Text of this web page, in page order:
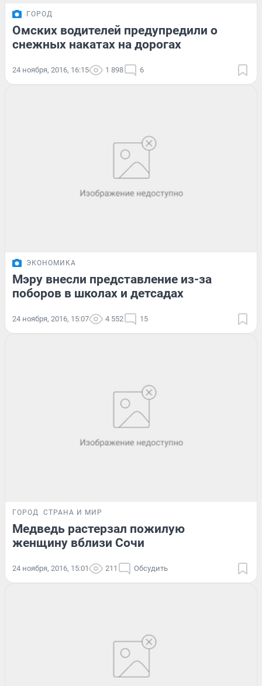
ГОРОД
Омских водителей предупредили о
снежных накатах на дорогах
24 ноября, 2016, 16:15 1 898 6
ЭКОНОМИКА
Мэру внесли представление из-за
поборов в школах и детсадах
24 ноября, 2016, 15:07 4 552 15
ГОРОД СТРАНА И МИР
Медведь растерзал пожилую
женщину вблизи Сочи
24 ноября, 2016, 15:01 211 Обсудить